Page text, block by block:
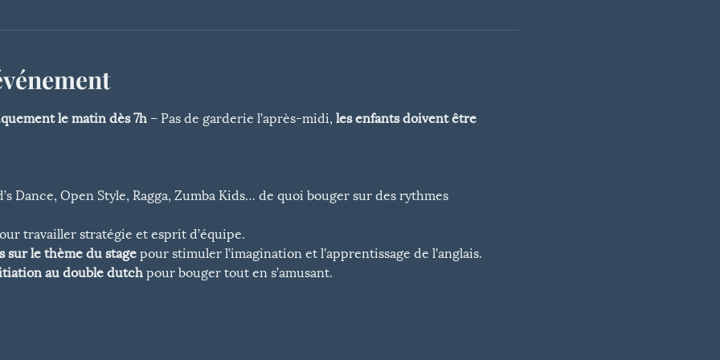
le matin dès 7h – Pas de garderie l’après-midi, les enfants doivent être
Dance, Open Style, Ragga, Zumba Kids… de quoi bouger sur des rythmes
travailler stratégie et esprit d’équipe.
sur le thème du stage pour stimuler l’imagination et l'apprentissage de l'anglais.
au double dutch pour bouger tout en s’amusant.